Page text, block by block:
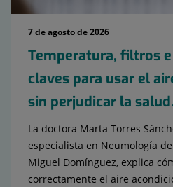
7 de agosto de 2026
Temperatura, filtros
claves para usar el
sin perjudicar la
La doctora Marta Torres
especialista en Neumología
Miguel Domínguez, explica
correctamente el aire